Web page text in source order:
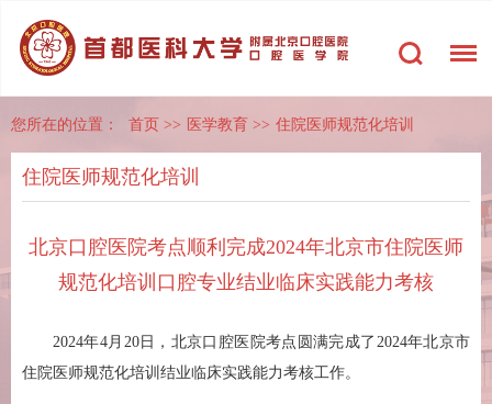
您所在的位置： 首页 >> 医学教育 >> 住院医师规范化培训
住院医师规范化培训
北京口腔医院考点顺利完成2024年北京市住院医师
规范化培训口腔专业结业临床实践能力考核
2024年4月20日，北京口腔医院考点圆满完成了2024年北京市
住院医师规范化培训结业临床实践能力考核工作。